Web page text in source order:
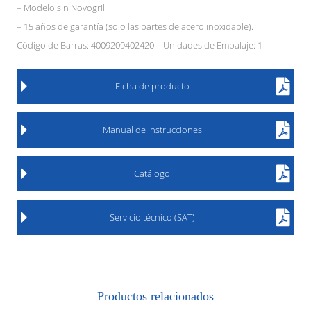
– Modelo sin Novogrill.
– 15 años de garantía (solo las partes de acero inoxidable).
Código de Barras: 4009209402420 – Unidades de Embalaje: 1
Ficha de producto
Manual de instrucciones
Catálogo
Servicio técnico (SAT)
Productos relacionados